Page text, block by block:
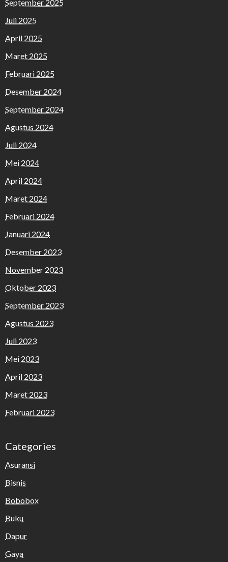
September 2025
Juli 2025
April 2025
Maret 2025
Februari 2025
Desember 2024
September 2024
Agustus 2024
Juli 2024
Mei 2024
April 2024
Maret 2024
Februari 2024
Januari 2024
Desember 2023
November 2023
Oktober 2023
September 2023
Agustus 2023
Juli 2023
Mei 2023
April 2023
Maret 2023
Februari 2023
Categories
Asuransi
Bisnis
Bobobox
Buku
Dapur
Gaya